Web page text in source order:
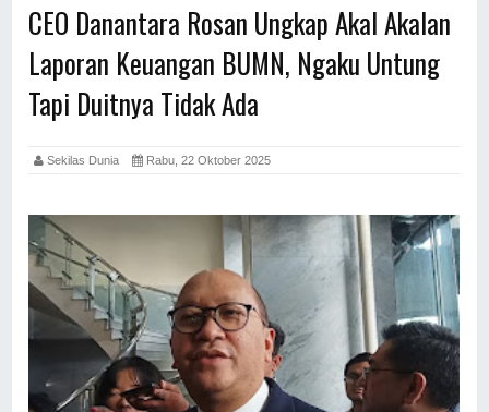
CEO Danantara Rosan Ungkap Akal Akalan
Laporan Keuangan BUMN, Ngaku Untung
Tapi Duitnya Tidak Ada
Sekilas Dunia Rabu, 22 Oktober 2025